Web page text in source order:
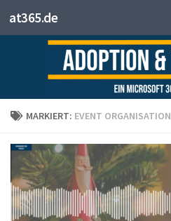
Zum Inhalt springen
at365.de
MARKIERT: EVENT ORGANISATION